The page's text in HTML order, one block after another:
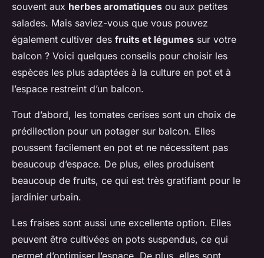
souvent aux herbes aromatiques ou aux petites
salades. Mais saviez-vous que vous pouvez
également cultiver des fruits et légumes sur votre
balcon ? Voici quelques conseils pour choisir les
espèces les plus adaptées à la culture en pot et à
l’espace restreint d’un balcon.
Tout d’abord, les tomates cerises sont un choix de
prédilection pour un potager sur balcon. Elles
poussent facilement en pot et ne nécessitent pas
beaucoup d’espace. De plus, elles produisent
beaucoup de fruits, ce qui est très gratifiant pour le
jardinier urbain.
Les fraises sont aussi une excellente option. Elles
peuvent être cultivées en pots suspendus, ce qui